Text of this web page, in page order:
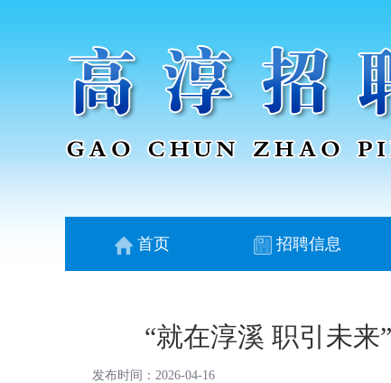
首页 招聘信息
“就在淳溪 职引未
发布时间：2026-04-16